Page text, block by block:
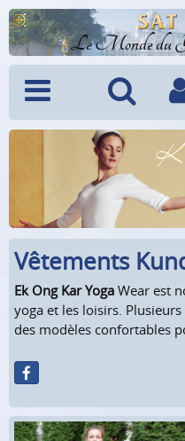
Le Monde du
Menu
Vêtements
Ek Ong Kar Yoga Wear est
yoga et les loisirs.
des modèles confortables